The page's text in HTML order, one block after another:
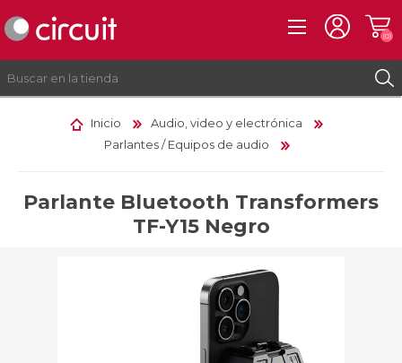
(0)
Inicio
Audio, video y electrónica
Parlantes / Equipos de audio
Parlante Bluetooth Transformers
TF-Y15 Negro